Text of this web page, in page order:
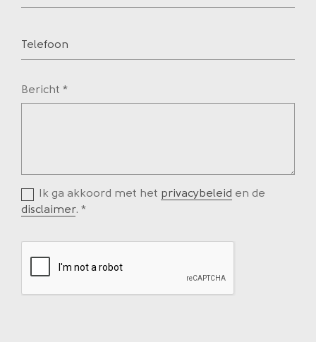
Telefoon
Bericht
Ik ga akkoord met het privacybeleid en de
disclaimer.